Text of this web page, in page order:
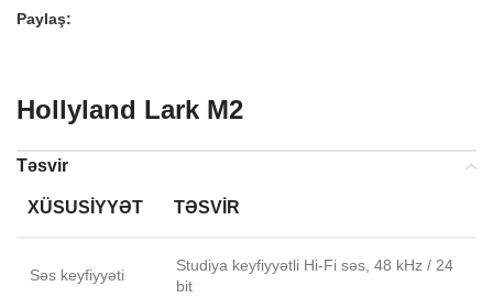
Paylaş:
Hollyland Lark M2
Təsvir
XÜSUSIYYƏT TƏSVIR
Səs keyfiyyəti
Studiya keyfiyyətli Hi-Fi səs, 48 kHz / 24
bit